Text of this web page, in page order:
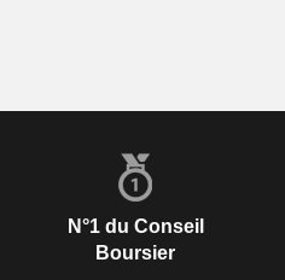
N°1 du Conseil
Boursier